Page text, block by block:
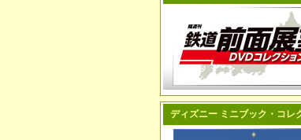
ディズニー ミニブック・コレ